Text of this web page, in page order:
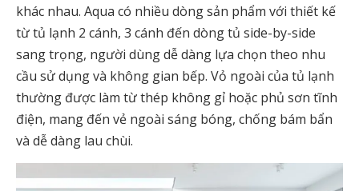
khác nhau. Aqua có nhiều dòng sản phẩm với thiết kế
từ tủ lạnh 2 cánh, 3 cánh đến dòng tủ side-by-side
sang trọng, người dùng dễ dàng lựa chọn theo nhu
cầu sử dụng và không gian bếp. Vỏ ngoài của tủ lạnh
thường được làm từ thép không gỉ hoặc phủ sơn tĩnh
điện, mang đến vẻ ngoài sáng bóng, chống bám bẩn
và dễ dàng lau chùi.